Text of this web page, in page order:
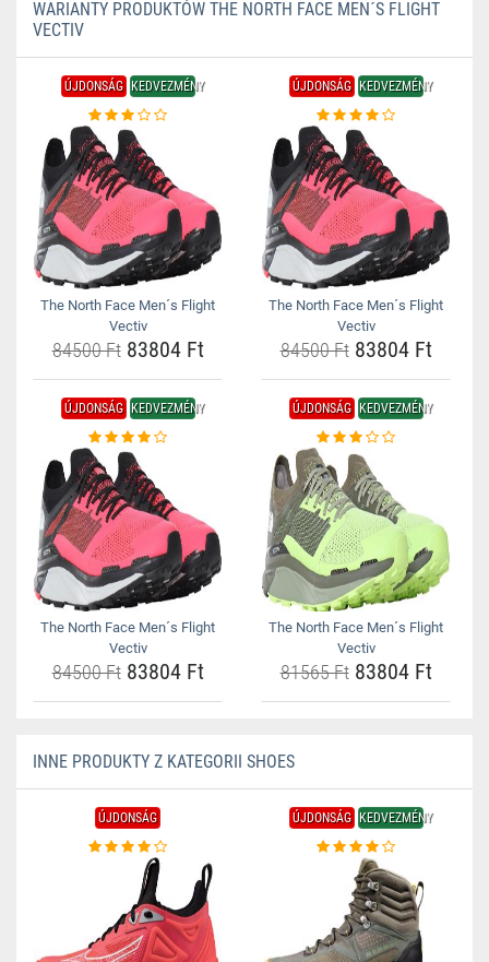
WARIANTY PRODUKTÓW THE NORTH FACE MEN´S FLIGHT
VECTIV
ÚJDONSÁG KEDVEZMÉNY
The North Face Men´s Flight
Vectiv
84500 Ft83804 Ft
ÚJDONSÁG KEDVEZMÉNY
The North Face Men´s Flight
Vectiv
84500 Ft83804 Ft
ÚJDONSÁG KEDVEZMÉNY
The North Face Men´s Flight
Vectiv
84500 Ft83804 Ft
ÚJDONSÁG KEDVEZMÉNY
The North Face Men´s Flight
Vectiv
81565 Ft83804 Ft
INNE PRODUKTY Z KATEGORII SHOES
ÚJDONSÁG ÚJDONSÁG KEDVEZMÉNY